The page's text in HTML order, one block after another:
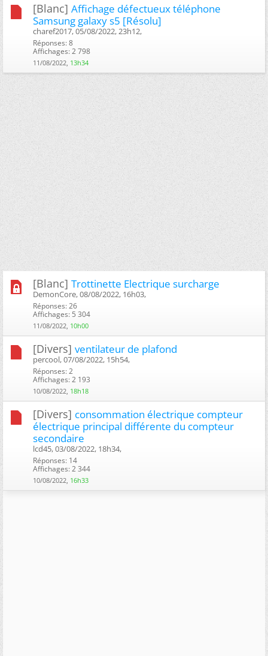
[Blanc] Affichage défectueux téléphone
Samsung galaxy s5 [Résolu]
charef2017, 05/08/2022, 23h12, ‎
Réponses: 8
Affichages: 2 798
11/08/2022, 13h34
[Blanc] Trottinette Electrique surcharge
DemonCore, 08/08/2022, 16h03, ‎
Réponses: 26
Affichages: 5 304
11/08/2022, 10h00
[Divers] ventilateur de plafond
percool, 07/08/2022, 15h54, ‎
Réponses: 2
Affichages: 2 193
10/08/2022, 18h18
[Divers] consommation électrique compteur
électrique principal différente du compteur
secondaire
lcd45, 03/08/2022, 18h34, ‎
Réponses: 14
Affichages: 2 344
10/08/2022, 16h33